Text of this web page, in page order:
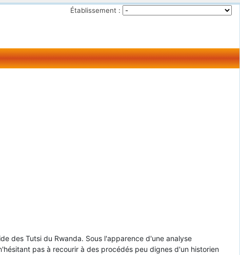
Établissement :
des Tutsi du Rwanda. Sous l'apparence d'une analyse
pas à recourir à des procédés peu dignes d'un historien